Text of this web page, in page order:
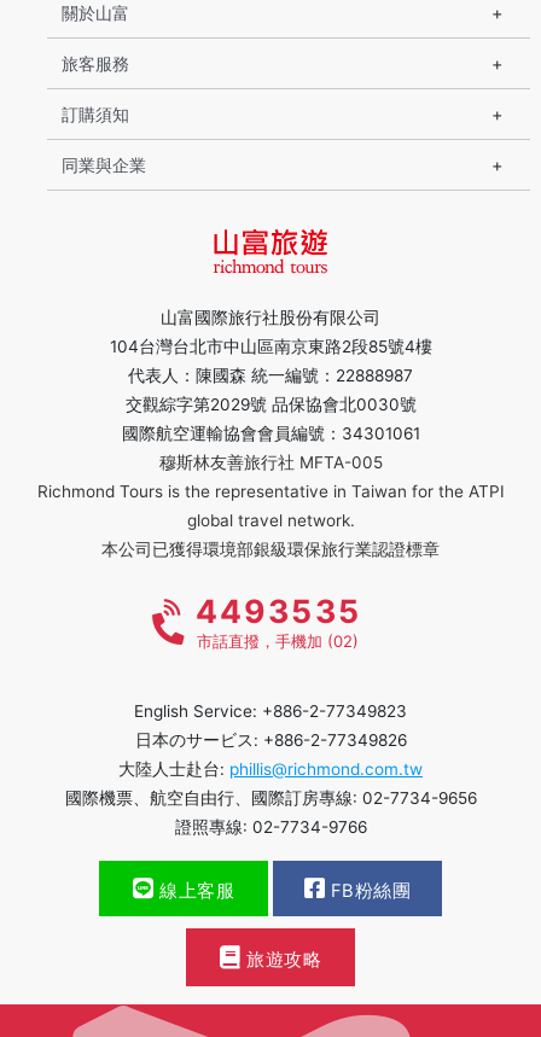
山富國際旅行社股份有限公司
104台灣台北市中山區南京東路2段85號4樓
代表人：陳國森 統一編號：22888987
交觀綜字第2029號 品保協會北0030號
國際航空運輸協會會員編號：34301061
穆斯林友善旅行社 MFTA-005
Richmond Tours is the representative in Taiwan for the ATPI
global travel network.
本公司已獲得環境部銀級環保旅行業認證標章
關於山富
旅客服務
訂購須知
同業與企業
4493535
市話直撥，手機加 (02)
English Service: +886-2-77349823
日本のサービス: +886-2-77349826
大陸人士赴台: phillis@richmond.com.tw
國際機票、航空自由行、國際訂房專線: 02-7734-9656
證照專線: 02-7734-9766
線上客服 FB粉絲團
旅遊攻略